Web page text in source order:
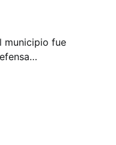
municipio fue